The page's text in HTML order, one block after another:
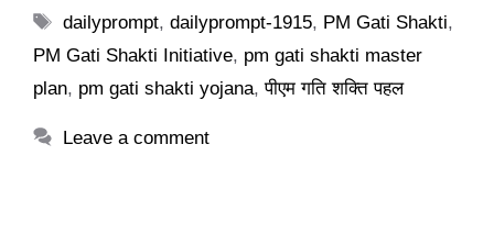
Tags
dailyprompt,dailyprompt-1915, PM Gati Shakti,
PM Gati Shakti Initiative, pm gati shakti master
plan, pm gati shakti yojana,पीएम गति शक्ति पहल
Leave a comment